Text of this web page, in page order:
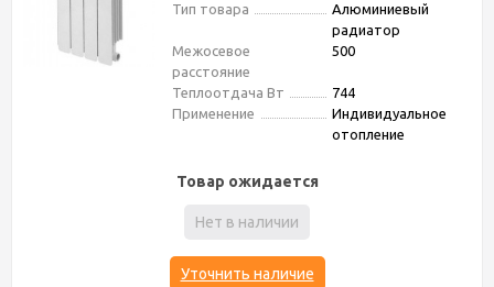
Тип товара
Алюминиевый
радиатор
Межосевое
расстояние
500
Теплоотдача Вт
744
Применение
Индивидуальное
отопление
Товар ожидается
Нет в наличии
Уточнить наличие